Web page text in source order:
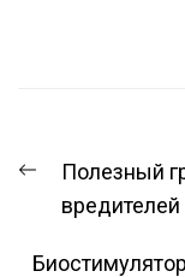
ПО
ЗАПИСЯМ
Предыдущая
запись:
Полезный